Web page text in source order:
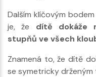
Dalším klíčovým
je, že dítě dokáže
stupňů ve všech
Znamená to, že dítě
se symetricky drženým